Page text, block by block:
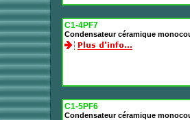
C1-4PF7
Condensateur céramique
C1-5PF6
Condensateur céramique